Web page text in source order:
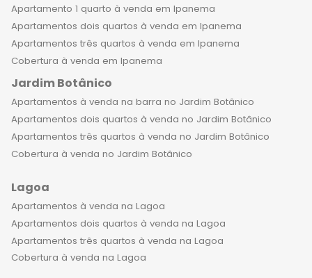
Apartamento 1 quarto à venda em Ipanema
Apartamentos dois quartos à venda em Ipanema
Apartamentos três quartos à venda em Ipanema
Cobertura à venda em Ipanema
Jardim Botânico
Apartamentos à venda na barra no Jardim Botânico
Apartamentos dois quartos à venda no Jardim Botânico
Apartamentos três quartos à venda no Jardim Botânico
Cobertura à venda no Jardim Botânico
Lagoa
Apartamentos à venda na Lagoa
Apartamentos dois quartos à venda na Lagoa
Apartamentos três quartos à venda na Lagoa
Cobertura à venda na Lagoa